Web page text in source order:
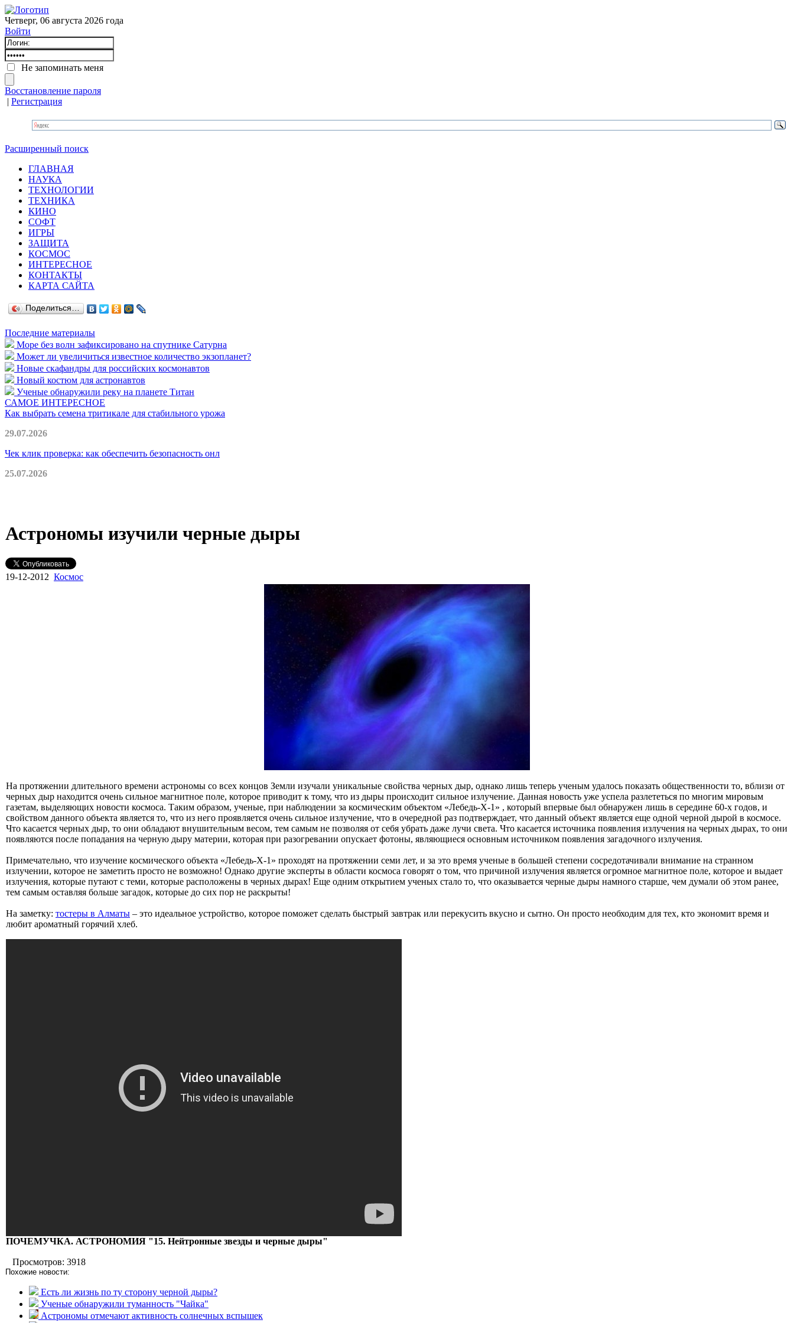
Четверг, 06 августа 2026 года
Войти
Не запоминать меня
Восстановление пароля
| Регистрация
Расширенный поиск
ГЛАВНАЯ
НАУКА
ТЕХНОЛОГИИ
ТЕХНИКА
КИНО
СОФТ
ИГРЫ
ЗАЩИТА
КОСМОС
ИНТЕРЕСНОЕ
КОНТАКТЫ
КАРТА САЙТА
Поделиться…
Последние материалы
Море без волн зафиксировано на спутнике Сатурна
Может ли увеличиться известное количество экзопланет?
Новые скафандры для российских космонавтов
Новый костюм для астронавтов
Ученые обнаружили реку на планете Титан
САМОЕ ИНТЕРЕСНОЕ
Как выбрать семена тритикале для стабильного урожа
29.07.2026
Чек клик проверка: как обеспечить безопасность онл
25.07.2026
Астрономы изучили черные дыры
19-12-2012 Космос
На протяжении длительного времени астрономы со всех концов Земли изучали уникальные свойства черных дыр, однако лишь теперь ученым удалось показать общественности то, вблизи от
черных дыр находится очень сильное магнитное поле, которое приводит к тому, что из дыры происходит сильное излучение. Данная новость уже успела разлететься по многим мировым
газетам, выделяющих новости космоса. Таким образом, ученые, при наблюдении за космическим объектом «Лебедь-Х-1» , который впервые был обнаружен лишь в середине 60-х годов, и
свойством данного объекта является то, что из него проявляется очень сильное излучение, что в очередной раз подтверждает, что данный объект является еще одной черной дырой в космосе.
Что касается черных дыр, то они обладают внушительным весом, тем самым не позволяя от себя убрать даже лучи света. Что касается источника появления излучения на черных дырах, то они
появляются после попадания на черную дыру материи, которая при разогревании опускает фотоны, являющиеся основным источником появления загадочного излучения.
Примечательно, что изучение космического объекта «Лебедь-Х-1» проходят на протяжении семи лет, и за это время ученые в большей степени сосредотачивали внимание на странном
излучении, которое не заметить просто не возможно! Однако другие эксперты в области космоса говорят о том, что причиной излучения является огромное магнитное поле, которое и выдает
излучения, которые путают с теми, которые расположены в черных дырах! Еще одним открытием ученых стало то, что оказывается черные дыры намного старше, чем думали об этом ранее,
тем самым оставляя больше загадок, которые до сих пор не раскрыты!
На заметку: тостеры в Алматы – это идеальное устройство, которое поможет сделать быстрый завтрак или перекусить вкусно и сытно. Он просто необходим для тех, кто экономит время и
любит ароматный горячий хлеб.
ПОЧЕМУЧКА. АСТРОНОМИЯ "15. Нейтронные звезды и черные дыры"
Просмотров: 3918
Похожие новости:
Есть ли жизнь по ту сторону черной дыры?
Ученые обнаружили туманность "Чайка"
Астрономы отмечают активность солнечных вспышек